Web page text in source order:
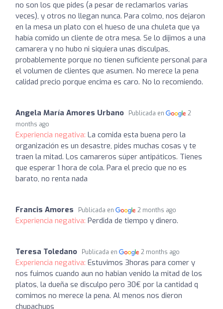
no son los que pides (a pesar de reclamarlos varias
veces), y otros no llegan nunca. Para colmo, nos dejaron
en la mesa un plato con el hueso de una chuleta que ya
había comido un cliente de otra mesa. Se lo dijimos a una
camarera y no hubo ni siquiera unas disculpas,
probablemente porque no tienen suficiente personal para
el volumen de clientes que asumen. No merece la pena
calidad precio porque encima es caro. No lo recomiendo.
Angela María Amores Urbano Publicada en
2
months ago
Experiencia negativa: La comida esta buena pero la
organización es un desastre, pides muchas cosas y te
traen la mitad. Los camareros súper antipáticos. Tienes
que esperar 1 hora de cola. Para el precio que no es
barato, no renta nada
Francis Amores Publicada en 2 months ago
Experiencia negativa: Perdida de tiempo y dinero.
Teresa Toledano Publicada en 2 months ago
Experiencia negativa: Estuvimos 3horas para comer y
nos fuimos cuando aun no habian venido la mitad de los
platos, la dueña se disculpo pero 30€ por la cantidad q
comimos no merece la pena. Al menos nos dieron
chupachups